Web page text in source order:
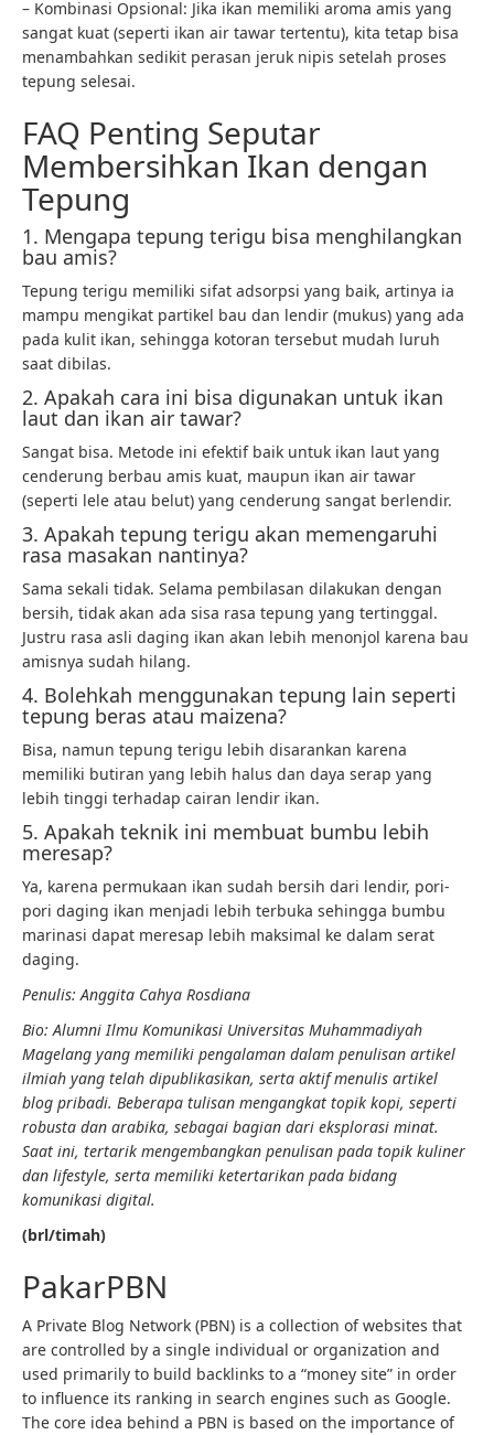
– Kombinasi Opsional: Jika ikan memiliki aroma amis yang
sangat kuat (seperti ikan air tawar tertentu), kita tetap bisa
menambahkan sedikit perasan jeruk nipis setelah proses
tepung selesai.
FAQ Penting Seputar
Membersihkan Ikan dengan
Tepung
1. Mengapa tepung terigu bisa menghilangkan
bau amis?
Tepung terigu memiliki sifat adsorpsi yang baik, artinya ia
mampu mengikat partikel bau dan lendir (mukus) yang ada
pada kulit ikan, sehingga kotoran tersebut mudah luruh
saat dibilas.
2. Apakah cara ini bisa digunakan untuk ikan
laut dan ikan air tawar?
Sangat bisa. Metode ini efektif baik untuk ikan laut yang
cenderung berbau amis kuat, maupun ikan air tawar
(seperti lele atau belut) yang cenderung sangat berlendir.
3. Apakah tepung terigu akan memengaruhi
rasa masakan nantinya?
Sama sekali tidak. Selama pembilasan dilakukan dengan
bersih, tidak akan ada sisa rasa tepung yang tertinggal.
Justru rasa asli daging ikan akan lebih menonjol karena bau
amisnya sudah hilang.
4. Bolehkah menggunakan tepung lain seperti
tepung beras atau maizena?
Bisa, namun tepung terigu lebih disarankan karena
memiliki butiran yang lebih halus dan daya serap yang
lebih tinggi terhadap cairan lendir ikan.
5. Apakah teknik ini membuat bumbu lebih
meresap?
Ya, karena permukaan ikan sudah bersih dari lendir, pori-
pori daging ikan menjadi lebih terbuka sehingga bumbu
marinasi dapat meresap lebih maksimal ke dalam serat
daging.
Penulis: Anggita Cahya Rosdiana
Bio: Alumni Ilmu Komunikasi Universitas Muhammadiyah
Magelang yang memiliki pengalaman dalam penulisan artikel
ilmiah yang telah dipublikasikan, serta aktif menulis artikel
blog pribadi. Beberapa tulisan mengangkat topik kopi, seperti
robusta dan arabika, sebagai bagian dari eksplorasi minat.
Saat ini, tertarik mengembangkan penulisan pada topik kuliner
dan lifestyle, serta memiliki ketertarikan pada bidang
komunikasi digital.
(brl/timah)
PakarPBN
A Private Blog Network (PBN) is a collection of websites that
are controlled by a single individual or organization and
used primarily to build backlinks to a “money site” in order
to influence its ranking in search engines such as Google.
The core idea behind a PBN is based on the importance of